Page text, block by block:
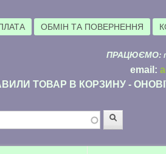
ОБМІН ТА ПОВЕРНЕННЯ
ПРАЦЮЄМО:
email:
ТОВАР В КОРЗИНУ -